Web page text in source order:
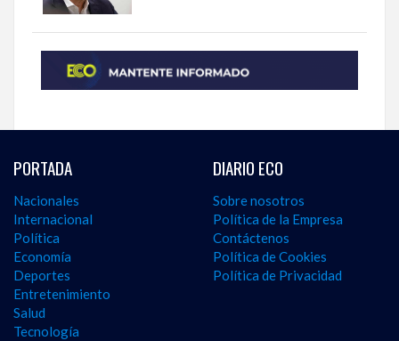
PORTADA
Nacionales
Internacional
Política
Economía
Deportes
Entretenimiento
Salud
Tecnología
DIARIO ECO
Sobre nosotros
Política de la Empresa
Contáctenos
Política de Cookies
Política de Privacidad